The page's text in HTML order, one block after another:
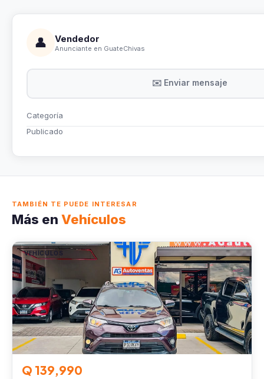
👤 Vendedor
Anunciante en GuateChivas
✉️ Enviar mensaje
Categoría
Publicado
TAMBIÉN TE PUEDE INTERESAR
Más en Vehículos
VEHÍCULOS
Q 139,990